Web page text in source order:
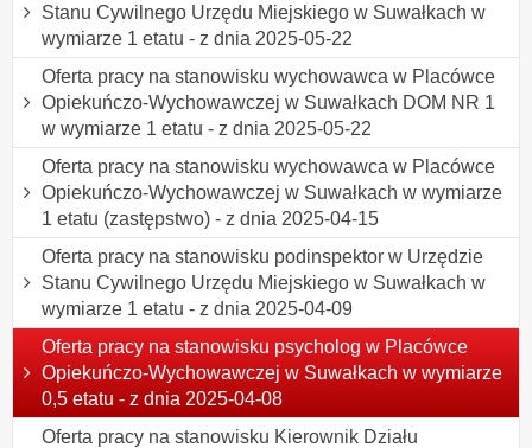
Stanu Cywilnego Urzędu Miejskiego w Suwałkach w
wymiarze 1 etatu - z dnia 2025-05-22
Oferta pracy na stanowisku wychowawca w Placówce
Opiekuńczo-Wychowawczej w Suwałkach DOM NR 1
w wymiarze 1 etatu - z dnia 2025-05-22
Oferta pracy na stanowisku wychowawca w Placówce
Opiekuńczo-Wychowawczej w Suwałkach w wymiarze
1 etatu (zastępstwo) - z dnia 2025-04-15
Oferta pracy na stanowisku podinspektor w Urzędzie
Stanu Cywilnego Urzędu Miejskiego w Suwałkach w
wymiarze 1 etatu - z dnia 2025-04-09
Oferta pracy na stanowisku psycholog w Placówce
Opiekuńczo-Wychowawczej w Suwałkach w wymiarze
0,5 etatu - z dnia 2025-04-08
Oferta pracy na stanowisku Kierownik Działu